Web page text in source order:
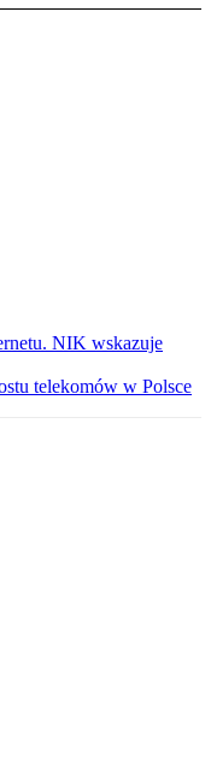
NIK wskazuje
telekomów w Polsce